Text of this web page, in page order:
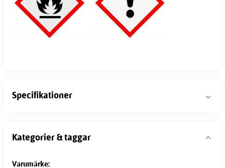
Specifikationer
Kategorier & taggar
Varumärke: